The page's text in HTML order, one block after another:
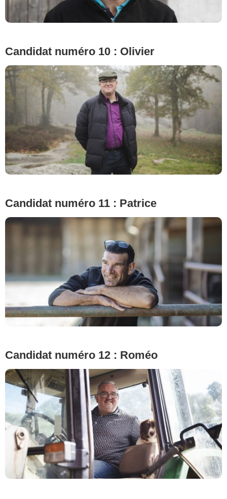
Candidat numéro 10 : Olivier
Candidat numéro 11 : Patrice
© Cécile Rogue/M6
Candidat numéro 12 : Roméo
© Cécile Rogue/M6
© Cécile Rogue/M6